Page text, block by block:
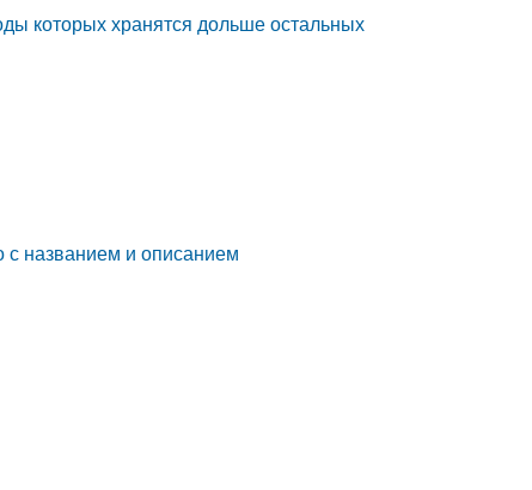
которых хранятся дольше остальных
с названием и описанием